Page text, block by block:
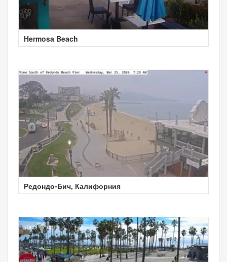
Hermosa Beach
Редондо-Бич, Калифорния